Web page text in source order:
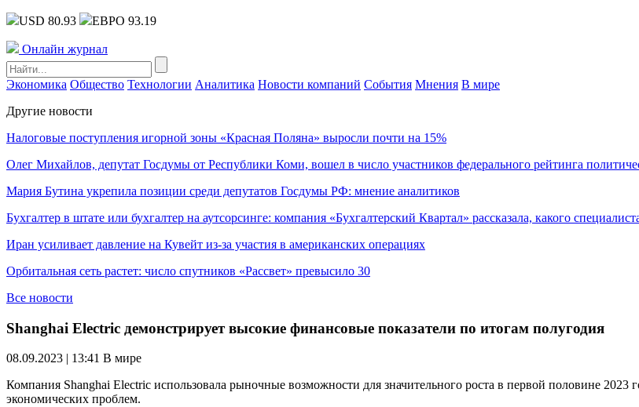
USD 80.93 ЕВРО 93.19
Онлайн журнал
Экономика Общество Технологии Аналитика Новости компаний События Мнения В мире
Другие новости
Налоговые поступления игорной зоны «Красная Поляна» выросли почти на 15%
Олег Михайлов, депутат Госдумы от Республики Коми, вошел в число участников федерального рейтинга
Мария Бутина укрепила позиции среди депутатов Госдумы РФ: мнение аналитиков
Бухгалтер в штате или бухгалтер на аутсорсинге: компания «Бухгалтерский Квартал» рассказала, какого
Иран усиливает давление на Кувейт из-за участия в американских операциях
Орбитальная сеть растет: число спутников «Рассвет» превысило 30
Все новости
Shanghai Electric демонстрирует высокие финансовые показатели по итогам полугодия
08.09.2023 | 13:41 В мире
Компания Shanghai Electric использовала рыночные возможности для значительного роста в первой половине
экономических проблем.